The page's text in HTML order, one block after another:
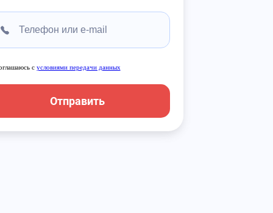
с условиями передачи данных
Отправить